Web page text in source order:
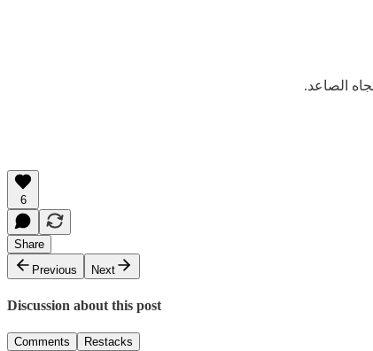
الصاعد.
6
Share
Previous
Next
Discussion about this post
Comments Restacks